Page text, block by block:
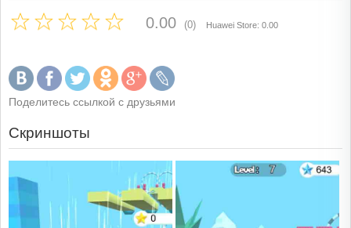
0.00 (0) Huawei Store: 0.00
Поделитесь ссылкой с друзьями
Скриншоты